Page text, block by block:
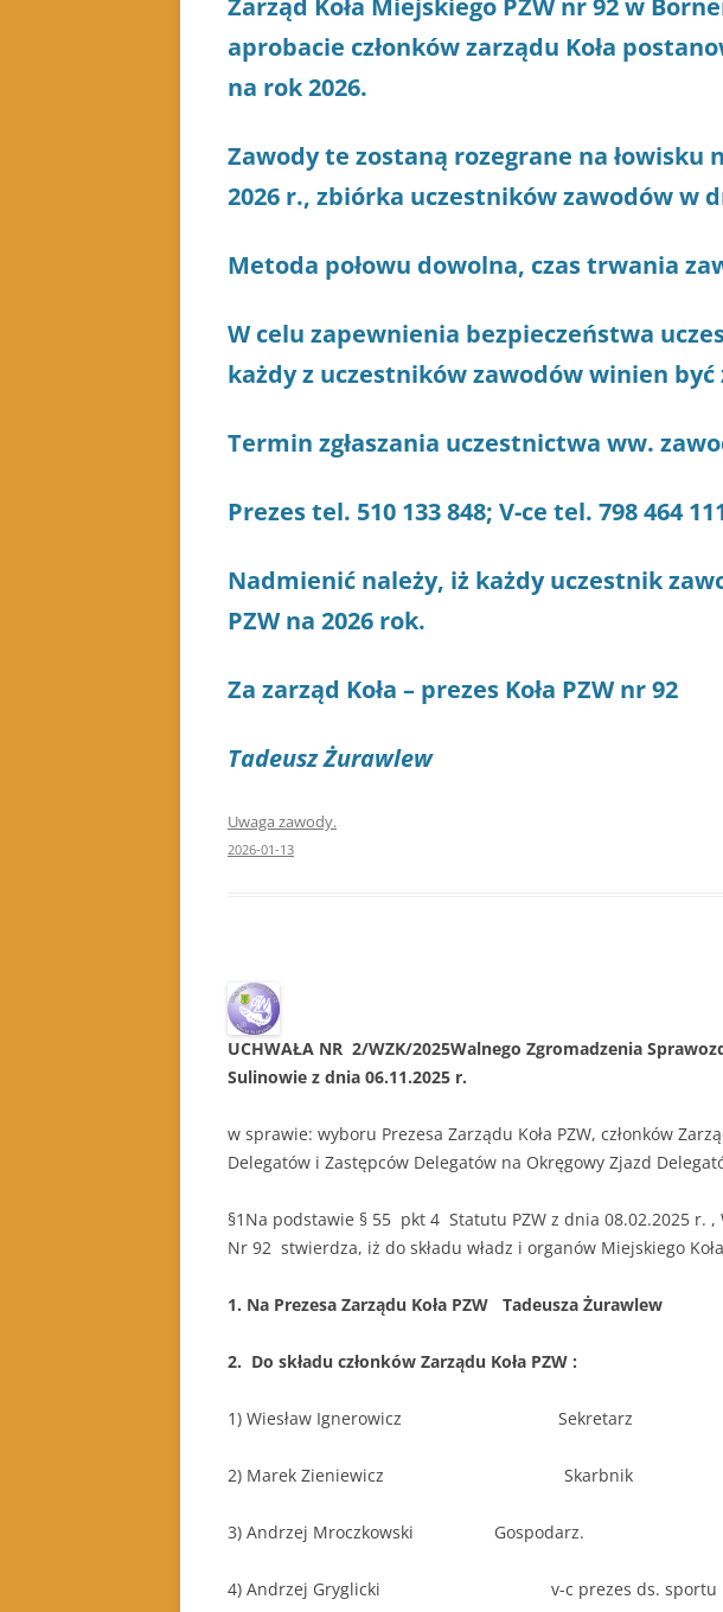
Zarząd Koła Miejskiego PZW nr 92 w
aprobacie członków zarządu Koła
na rok 2026.
Zawody te zostaną rozegrane na
2026 r., zbiórka uczestników zawodów w
Metoda połowu dowolna, czas trwania
W celu zapewnienia bezpieczeństwa
każdy z uczestników zawodów winien
Termin zgłaszania uczestnictwa ww.
Prezes tel. 510 133 848; V-ce tel. 798 464
Nadmienić należy, iż każdy uczestnik
PZW na 2026 rok.
Za zarząd Koła – prezes Koła PZW nr 92
Tadeusz Żurawlew
Uwaga zawody.
2026-01-13
UCHWAŁA NR 2/WZK/2025Walnego Zgromadzenia
Sulinowie z dnia 06.11.2025 r.
w sprawie: wyboru Prezesa Zarządu Koła PZW, członków
Delegatów i Zastępców Delegatów na Okręgowy Zjazd
§1Na podstawie § 55 pkt 4 Statutu PZW z dnia 08.02.2025 r. ,
Nr 92 stwierdza, iż do składu władz i organów Miejskiego
1. Na Prezesa Zarządu Koła PZW Tadeusza Żurawlew
2. Do składu członków Zarządu Koła PZW :
1) Wiesław Ignerowicz Sekretarz
2) Marek Zieniewicz Skarbnik
3) Andrzej Mroczkowski Gospodarz.
4) Andrzej Gryglicki v-c prezes ds. sportu